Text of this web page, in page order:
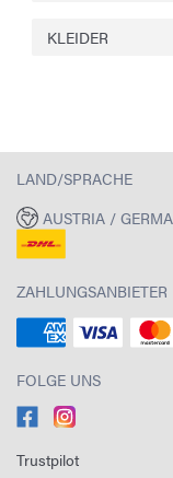
KLEIDER
LAND/SPRACHE
AUSTRIA /
ZAHLUNGSANBIETER
FOLGE UNS
Trustpilot